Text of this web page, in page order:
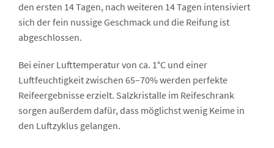
den ersten 14 Tagen, nach weiteren 14 Tagen intensiviert
sich der fein nussige Geschmack und die Reifung ist
abgeschlossen.
Bei einer Lufttemperatur von ca. 1°C und einer
Luftfeuchtigkeit zwischen 65–70% werden perfekte
Reifeergebnisse erzielt. Salzkristalle im Reifeschrank
sorgen außerdem dafür, dass möglichst wenig Keime in
den Luftzyklus gelangen.